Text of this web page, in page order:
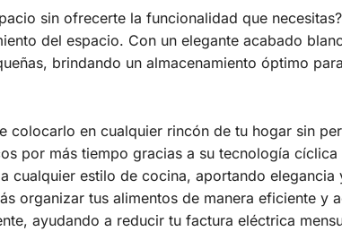
sin ofrecerte la funcionalidad que
del espacio. Con un elegante acabado
brindando un almacenamiento óptimo
colocarlo en cualquier rincón de tu hogar sin
por más tiempo gracias a su tecnología
cualquier estilo de cocina, aportando elegancia
organizar tus alimentos de manera eficiente y
ayudando a reducir tu factura eléctrica